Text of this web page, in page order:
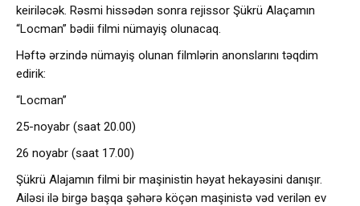
keiriləcək. Rəsmi hissədən sonra rejissor Şükrü Alaçamın
“Locman” bədii filmi nümayiş olunacaq.
Həftə ərzində nümayiş olunan filmlərin anonslarını təqdim
edirik:
“Locman”
25-noyabr (saat 20.00)
26 noyabr (saat 17.00)
Şükrü Alajamın filmi bir maşinistin həyat hekayəsini danışır.
Ailəsi ilə birgə başqa şəhərə köçən maşinistə vəd verilən ev